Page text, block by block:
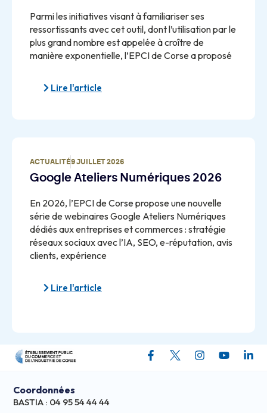
Parmi les initiatives visant à familiariser ses
ressortissants avec cet outil, dont l’utilisation par le
plus grand nombre est appelée à croître de
manière exponentielle, l’EPCI de Corse a proposé
Lire l'article
ACTUALITÉ9 JUILLET 2026
Google Ateliers Numériques 2026
En 2026, l’EPCI de Corse propose une nouvelle
série de webinaires Google Ateliers Numériques
dédiés aux entreprises et commerces : stratégie
réseaux sociaux avec l’IA, SEO, e-réputation, avis
clients, expérience
Lire l'article
Coordonnées
BASTIA : 04 95 54 44 44